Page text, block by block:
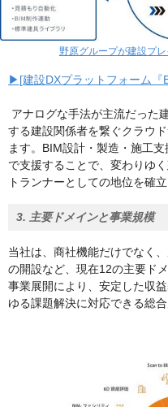
野原グループが建設プ
▶[建設DXプラットフォーム『
アナログな手法が主流だった
する建設関係者を繋ぐクラウ
ます。BIM設計・製造・施工
で支援することで、変わりゆ
トランナーとしての地位を確立
3. 主要ドメインと事業規模
当社は、商社機能だけでなく
の開設など、現在12の主要ド
事業展開により、安定した収
ゆる課題解決に対応できる総合